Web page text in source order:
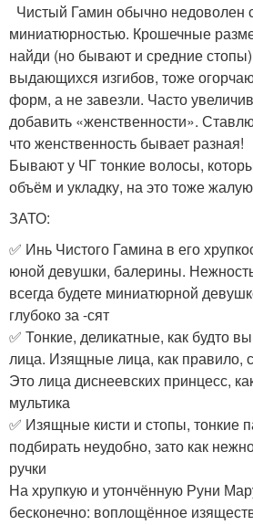
Чистый Гамин обычно недоволен
миниатюрностью. Крошечные
найди (но бывают и средние
выдающихся изгибов, тоже
форм, а не завезли. Часто
добавить «женственности».
что женственность бывает разная!
Бывают у ЧГ тонкие волосы,
объём и укладку, на это тоже
ЗАТО:
✅ Инь Чистого Гамина в его
юной девушки, балерины.
всегда будете миниатюрной
глубоко за -сят
✅ Тонкие, деликатные, как будто
лица. Изящные лица, как правило,
Это лица диснеевских принцесс,
мультика
✅ Изящные кисти и стопы, тонкие
подбирать неудобно, зато как
ручки
На хрупкую и утончённую Руни
бесконечно: воплощённое